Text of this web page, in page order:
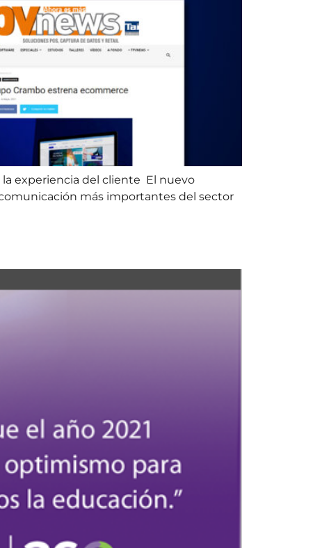
experiencia del cliente El nuevo
más importantes del sector